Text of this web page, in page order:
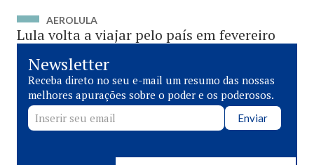
AEROLULA
Lula volta a viajar pelo país em fevereiro
Newsletter
Receba direto no seu e-mail um resumo das nossas
melhores apurações sobre o poder e os poderosos.
Enviar